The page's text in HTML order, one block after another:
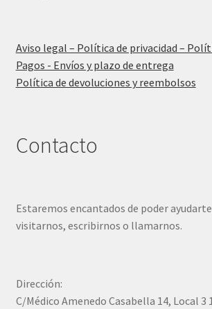
Aviso legal – Política de privacidad –
Pagos - Envíos y plazo de entrega
Política de devoluciones y reembolsos
Contacto
Estaremos encantados de poder
visitarnos, escribirnos o llamarnos.
Dirección:
C/Médico Amenedo Casabella 14, Local 3